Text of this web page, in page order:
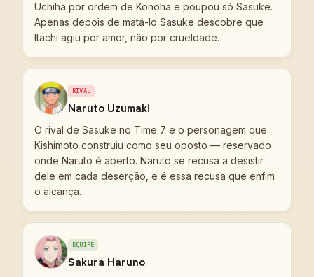
Uchiha por ordem de Konoha e poupou só Sasuke.
Apenas depois de matá-lo Sasuke descobre que
Itachi agiu por amor, não por crueldade.
RIVAL
Naruto Uzumaki
O rival de Sasuke no Time 7 e o personagem que
Kishimoto construiu como seu oposto — reservado
onde Naruto é aberto. Naruto se recusa a desistir
dele em cada deserção, e é essa recusa que enfim
o alcança.
EQUIPE
Sakura Haruno